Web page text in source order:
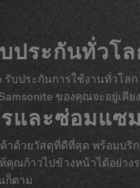
ประกันทั่วโ
รับประกันการใช้งานทั่วโลก
ของคุณจะอยู่เคีย
และซ่อมแซม
าด้วยวัสดุที่ดีที่สุด พร้อมบริ
คุณก้าวไปข้างหน้าได้อย่าง
ก็ตาม